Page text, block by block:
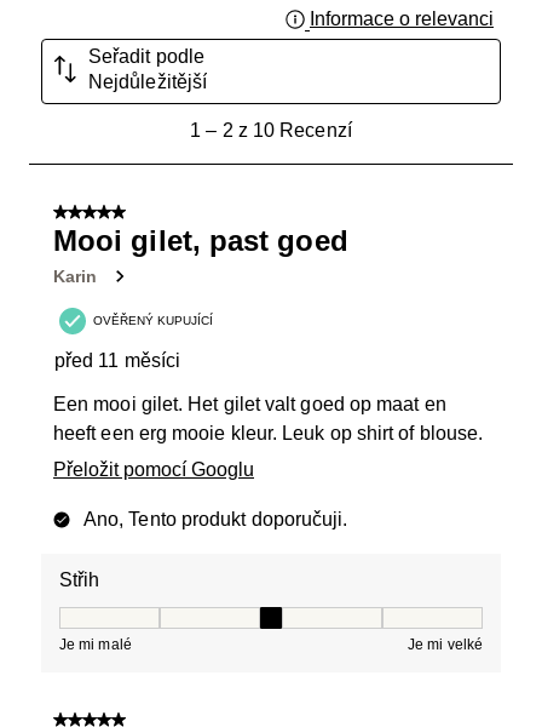
Informace o relevanci
Seřadit podle
Nejdůležitější
Recenzí.
1 – 2 z 10 Recenzí
5 z 5 hvězdiček.
Mooi gilet, past goed
Karin
OVĚŘENÝ KUPUJÍCÍ
před 11 měsíci
Een mooi gilet. Het gilet valt goed op maat en
heeft een erg mooie kleur. Leuk op shirt of blouse.
Přeložit pomocí Googlu
Ano, Tento produkt doporučuji.
Střih
Je mi malé Je mi velké